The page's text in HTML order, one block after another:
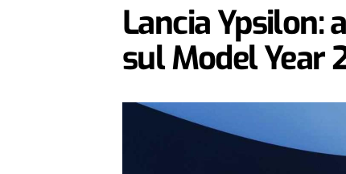
Lancia
sul Model Year